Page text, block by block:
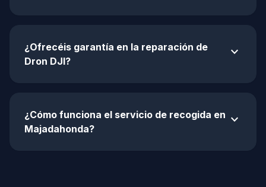
¿Ofrecéis garantía en la reparación de
Dron DJI?
expand_more
¿Cómo funciona el servicio de recogida en
Majadahonda?
expand_more